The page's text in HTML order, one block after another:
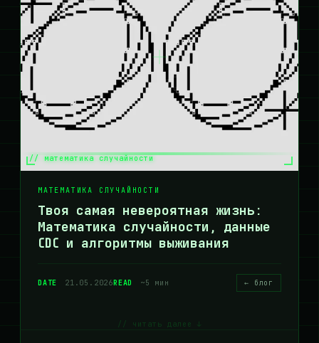
// математика случайности
МАТЕМАТИКА СЛУЧАЙНОСТИ
Твоя самая невероятная жизнь:
Математика случайности, данные
CDC и алгоритмы выживания
DATE 21.05.2026READ ~5 мин ← блог
// читать далее ↓